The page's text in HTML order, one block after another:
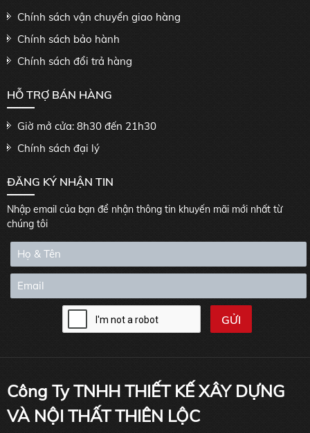
Chính sách vận chuyển giao hàng
Chính sách bảo hành
Chính sách đổi trả hàng
HỖ TRỢ BÁN HÀNG
Giờ mở cửa: 8h30 đến 21h30
Chính sách đại lý
ĐĂNG KÝ NHẬN TIN
Nhập email của bạn để nhận thông tin khuyến mãi mới nhất từ
chúng tôi
Công Ty TNHH THIẾT KẾ XÂY DỰNG
VÀ NỘI THẤT THIÊN LỘC